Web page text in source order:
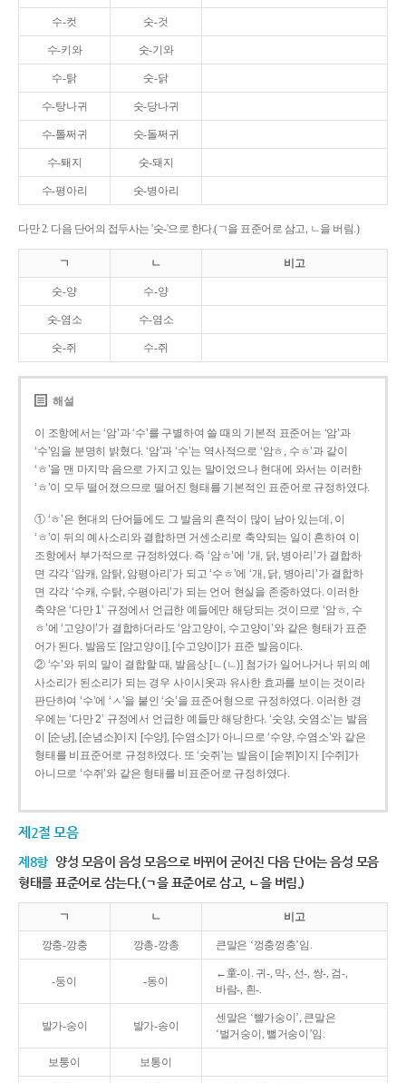
수-컷 숫-것
수-키와 숫-기와
수-탉 숫-닭
수-탕나귀 숫-당나귀
수-톨쩌귀 숫-돌쩌귀
수-퇘지 숫-돼지
수-평아리 숫-병아리
다만 2. 다음 단어의 접두사는 '숫-'으로 한다.(ㄱ을 표준어로 삼고, ㄴ을 버림.)
ㄱ ㄴ 비고
숫-양 수-양
숫-염소 수-염소
숫-쥐 수-쥐
해설
이 조항에서는 ‘암’과 ‘수’를 구별하여 쓸 때의 기본적 표준어는 ‘암’과
‘수’임을 분명히 밝혔다. ‘암’과 ‘수’는 역사적으로 ‘암ㅎ, 수ㅎ’과 같이
‘ㅎ’을 맨 마지막 음으로 가지고 있는 말이었으나 현대에 와서는 이러한
‘ㅎ’이 모두 떨어졌으므로 떨어진 형태를 기본적인 표준어로 규정하였다.
① ‘ㅎ’은 현대의 단어들에도 그 발음의 흔적이 많이 남아 있는데, 이
‘ㅎ’이 뒤의 예사소리와 결합하면 거센소리로 축약되는 일이 흔하여 이
조항에서 부가적으로 규정하였다. 즉 ‘암ㅎ’에 ‘개, 닭, 병아리’가 결합하
면 각각 ‘암캐, 암탉, 암평아리’가 되고 ‘수ㅎ’에 ‘개, 닭, 병아리’가 결합하
면 각각 ‘수캐, 수탉, 수평아리’가 되는 언어 현실을 존중하였다. 이러한
축약은 ‘다만 1’ 규정에서 언급한 예들에만 해당되는 것이므로 ‘암ㅎ, 수
ㅎ’에 ‘고양이’가 결합하더라도 ‘암고양이, 수고양이’와 같은 형태가 표준
어가 된다. 발음도 [암고양이], [수고양이]가 표준 발음이다.
② ‘수’와 뒤의 말이 결합할 때, 발음상 [ㄴ(ㄴ)] 첨가가 일어나거나 뒤의 예
사소리가 된소리가 되는 경우 사이시옷과 유사한 효과를 보이는 것이라
판단하여 ‘수’에 ‘ㅅ’을 붙인 ‘숫’을 표준어형으로 규정하였다. 이러한 경
우에는 ‘다만 2’ 규정에서 언급한 예들만 해당한다. ‘숫양, 숫염소’는 발음
이 [순냥], [순념소]이지 [수양], [수염소]가 아니므로 ‘수양, 수염소’와 같은
형태를 비표준어로 규정하였다. 또 ‘숫쥐’는 발음이 [숟쮜]이지 [수쥐]가
아니므로 ‘수쥐’와 같은 형태를 비표준어로 규정하였다.
제2절 모음
제8항 양성 모음이 음성 모음으로 바뀌어 굳어진 다음 단어는 음성 모음
형태를 표준어로 삼는다.(ㄱ을 표준어로 삼고, ㄴ을 버림.)
ㄱ ㄴ 비고
깡충-깡충 깡총-깡총 큰말은 ‘껑충껑충’임.
-둥이 -동이
←童-이. 귀-, 막-, 선-, 쌍-, 검-,
바람-, 흰-.
발가-숭이 발가-송이
센말은 ‘빨가숭이’, 큰말은
‘벌거숭이, 뻘거숭이’임.
보퉁이 보통이